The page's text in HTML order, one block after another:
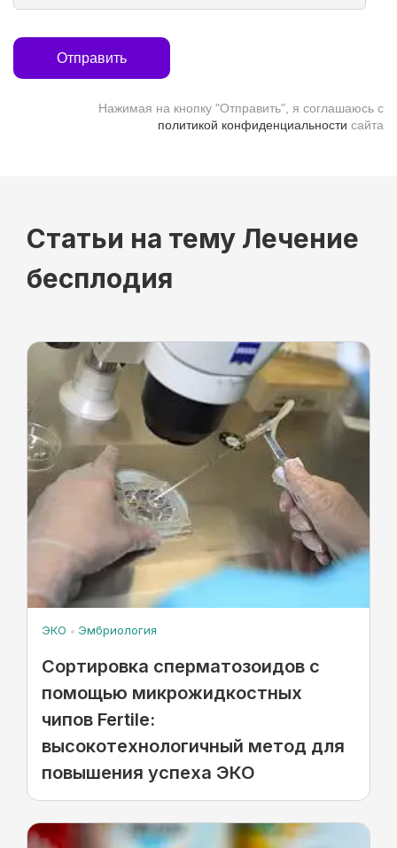
Отправить
Нажимая на кнопку "Отправить", я соглашаюсь с
политикой конфиденциальности сайта
Статьи на тему Лечение
бесплодия
ЭКО Эмбриология
Сортировка сперматозоидов с
помощью микрожидкостных
чипов Fertile:
высокотехнологичный метод для
повышения успеха ЭКО